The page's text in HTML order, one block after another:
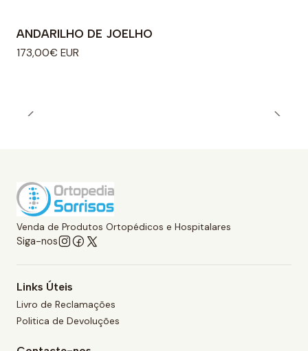
ANDARILHO DE JOELHO
173,00€ EUR
Venda de Produtos Ortopédicos e Hospitalares
Siga-nos
Links Úteis
Livro de Reclamações
Politica de Devoluções